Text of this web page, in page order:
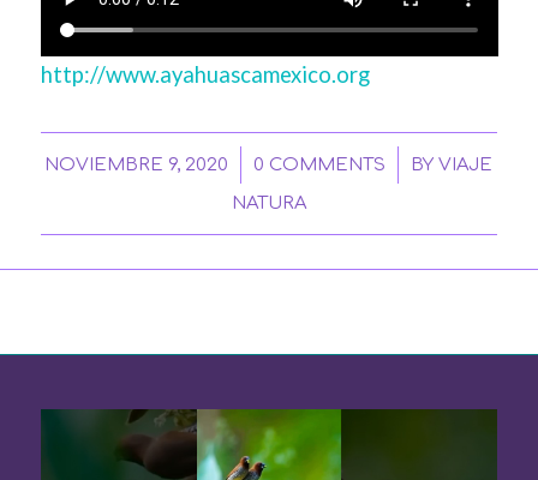
http://www.ayahuascamexico.org
NOVIEMBRE 9, 2020
/ 0 COMMENTS
/ BYVIAJE
NATURA